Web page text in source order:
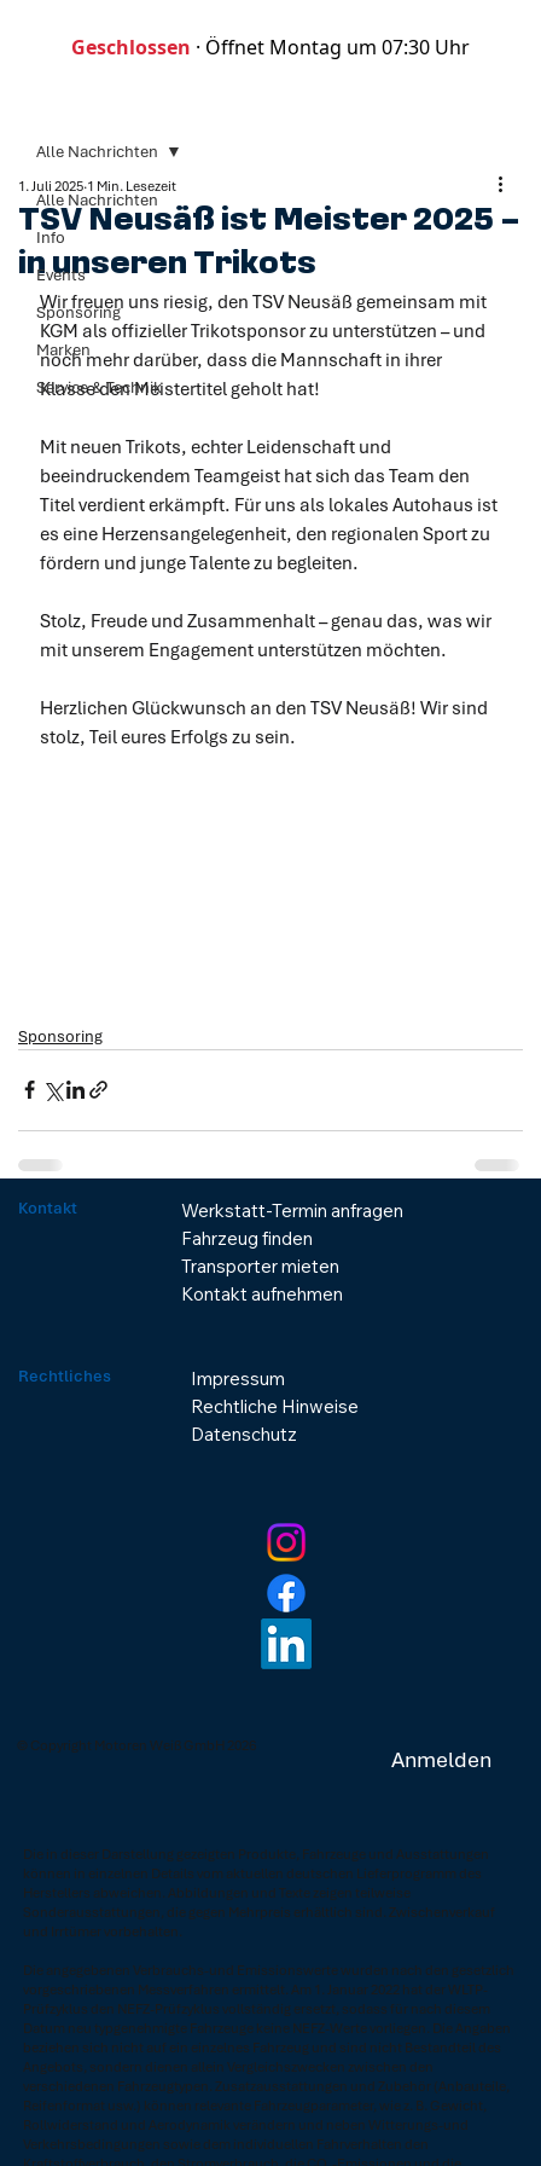
Geschlossen · Öffnet Montag um 07:30 Uhr
Alle Nachrichten
Info
Events
Sponsoring
Marken
Service & Technik
Alle Nachrichten
TSV Neusäß ist Meister 2025 –
in unseren Trikots
1. Juli 2025 1 Min. Lesezeit
Wir freuen uns riesig, den TSV Neusäß gemeinsam mit
KGM als offizieller Trikotsponsor zu unterstützen – und
noch mehr darüber, dass die Mannschaft in ihrer
Klasse den Meistertitel geholt hat!
Mit neuen Trikots, echter Leidenschaft und
beeindruckendem Teamgeist hat sich das Team den
Titel verdient erkämpft. Für uns als lokales Autohaus ist
es eine Herzensangelegenheit, den regionalen Sport zu
fördern und junge Talente zu begleiten.
Stolz, Freude und Zusammenhalt – genau das, was wir
mit unserem Engagement unterstützen möchten.
Herzlichen Glückwunsch an den TSV Neusäß! Wir sind
stolz, Teil eures Erfolgs zu sein.
Sponsoring
Kontakt
Werkstatt-Termin anfragen
Fahrzeug finden
Transporter mieten
Kontakt aufnehmen
Rechtliches
Impressum
Rechtliche Hinweise
Datenschutz
© Copyright Motoren Weiß GmbH 2026 Anmelden
Die in dieser Darstellung gezeigten Produkte, Fahrzeuge und Ausstattungen
können in einzelnen Details vom aktuellen deutschen Lieferprogramm des
Herstellers abweichen. Abbildungen und Texte zeigen teilweise
Sonderausstattungen, die gegen Mehrpreis erhältlich sind. Zwischenverkauf
und Irrtümer vorbehalten.
Die angegebenen Verbrauchs-und Emissionswerte wurden nach den gesetzlich
vorgeschriebenen Messverfahren ermittelt. Am 1. Januar 2022 hat der WLTP-
Prüfzyklus den NEFZ-Prüfzyklus vollständig ersetzt, sodass für nach diesem
Datum neu typgenehmigte Fahrzeuge keine NEFZ-Werte vorliegen. Die Angaben
beziehen sich nicht auf ein einzelnes Fahrzeug und sind nicht Bestandteil des
Angebots, sondern dienen allein Vergleichszwecken zwischen den
verschiedenen Fahrzeugtypen. Zusatzausstattungen und Zubehör (Anbauteile,
Reifenformat usw.) können relevante Fahrzeugparameter, wie z. B. Gewicht,
Rollwiderstand und Aerodynamik verändern und neben Witterungs-und
Verkehrsbedingungen sowie dem individuellen Fahrverhalten den